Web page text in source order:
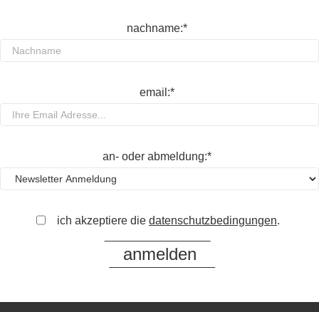
nachname:*
email:*
an- oder abmeldung:*
ich akzeptiere die datenschutzbedingungen.